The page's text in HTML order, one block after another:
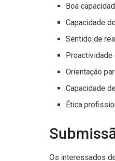
Boa
Capacidade
Sentido de
Proactividade
Orientação
Capacidade
Ética
Os interessados